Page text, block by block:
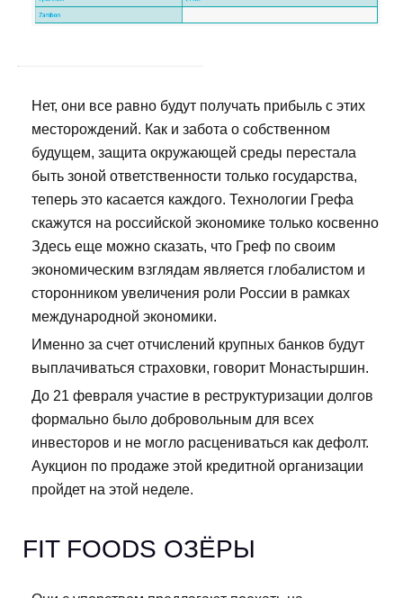
Нет, они все равно будут получать прибыль с этих
месторождений. Как и забота о собственном
будущем, защита окружающей среды перестала
быть зоной ответственности только государства,
теперь это касается каждого. Технологии Грефа
скажутся на российской экономике только косвенно
Здесь еще можно сказать, что Греф по своим
экономическим взглядам является глобалистом и
сторонником увеличения роли России в рамках
международной экономики.
Именно за счет отчислений крупных банков будут
выплачиваться страховки, говорит Монастыршин.
До 21 февраля участие в реструктуризации долгов
формально было добровольным для всех
инвесторов и не могло расцениваться как дефолт.
Аукцион по продаже этой кредитной организации
пройдет на этой неделе.
FIT FOODS ОЗЁРЫ